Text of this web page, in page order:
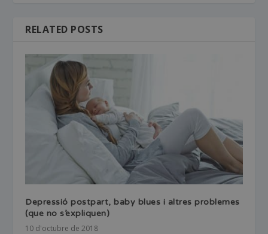
RELATED POSTS
Depressió postpart, baby blues i altres problemes
(que no s’expliquen)
10 d'octubre de 2018